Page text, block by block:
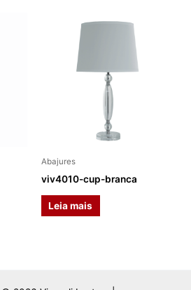
Abajures
viv4010-cup-branca
Leia mais